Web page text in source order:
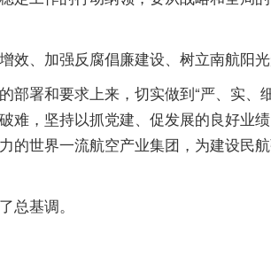
加强反腐倡廉建设、树立南航阳光
和要求上来，切实做到“严、实、
，坚持以抓党建、促发展的良好业
世界一流航空产业集团，为建设民
基调。